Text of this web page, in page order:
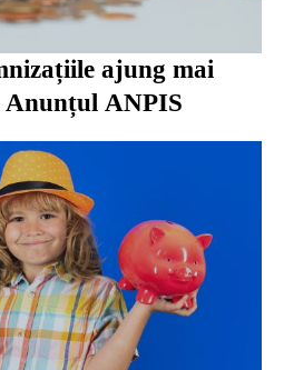
ajung mai
Anunțul ANPIS